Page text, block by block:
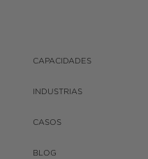
CAPACIDADES
INDUSTRIAS
CASOS
BLOG